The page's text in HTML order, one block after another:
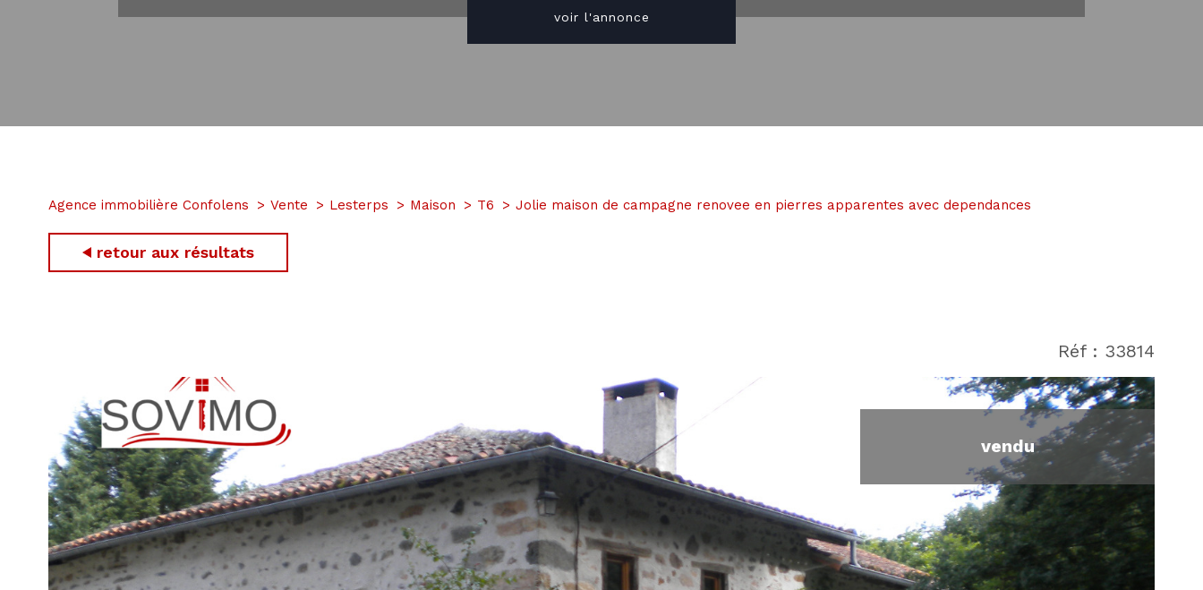
voir l'annonce
Agence immobilière Confolens Vente Lesterps Maison T6 Jolie maison de campagne renovee en pierres apparentes avec dependances
retour aux résultats
Réf : 33814
vendu